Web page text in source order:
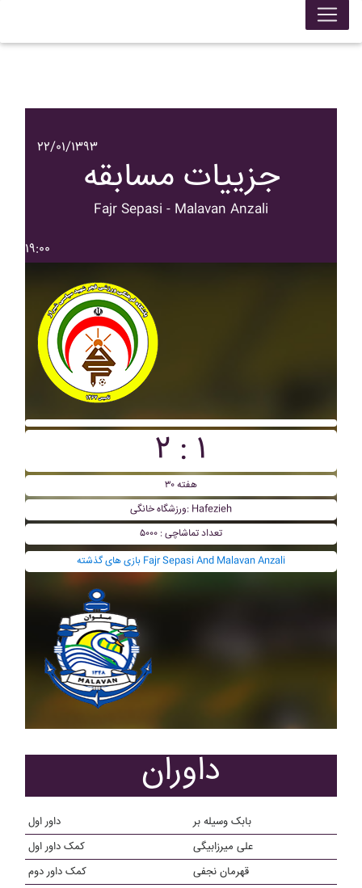
۲۲/۰۱/۱۳۹۳
جزییات مسابقه
Fajr Sepasi - Malavan Anzali
۱۹:۰۰
۲ : ۱
هفته ۳۰
ورزشگاه خانگی: Hafezieh
تعداد تماشاچی : ۵۰۰۰
بازی های گذشته Fajr Sepasi And Malavan Anzali
داوران
داور اول
بابک وسيله بر
کمک داور اول
علی میرزابیگی
کمک داور دوم
قهرمان نجفی